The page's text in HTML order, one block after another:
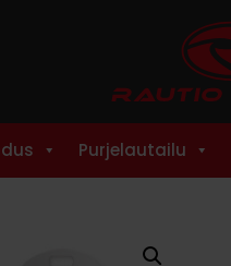
Purjelautailu